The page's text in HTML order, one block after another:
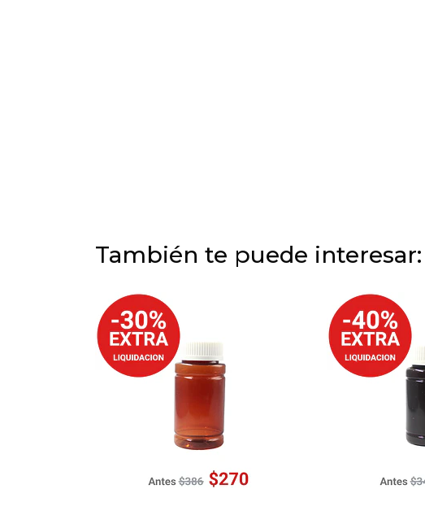
También te puede interesar: